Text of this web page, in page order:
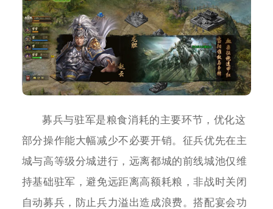
募兵与驻军是粮食消耗的主要环节，优化这
部分操作能大幅减少不必要开销。征兵优先在主
城与高等级分城进行，远离都城的前线城池仅维
持基础驻军，避免远距离高额耗粮，非战时关闭
自动募兵，防止兵力溢出造成浪费。搭配宴会功